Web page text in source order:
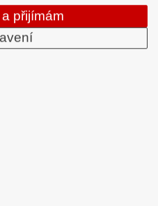
systémy pro čtení a tisk
přijímám